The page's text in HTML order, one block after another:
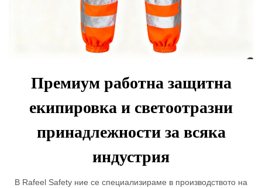
Премиум работна защитна
екипировка и светоотразни
принадлежности за всяка
индустрия
В Rafeel Safety ние се специализираме в производството на